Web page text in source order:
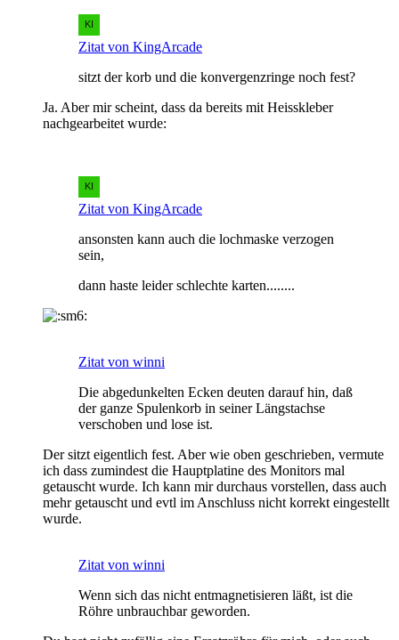
Zitat von KingArcade
sitzt der korb und die konvergenzringe noch fest?
Ja. Aber mir scheint, dass da bereits mit Heisskleber
nachgearbeitet wurde:
Zitat von KingArcade
ansonsten kann auch die lochmaske verzogen
sein,
dann haste leider schlechte karten........
Zitat von winni
Die abgedunkelten Ecken deuten darauf hin, daß
der ganze Spulenkorb in seiner Längstachse
verschoben und lose ist.
Der sitzt eigentlich fest. Aber wie oben geschrieben, vermute
ich dass zumindest die Hauptplatine des Monitors mal
getauscht wurde. Ich kann mir durchaus vorstellen, dass auch
mehr getauscht und evtl im Anschluss nicht korrekt eingestellt
wurde.
Zitat von winni
Wenn sich das nicht entmagnetisieren läßt, ist die
Röhre unbrauchbar geworden.